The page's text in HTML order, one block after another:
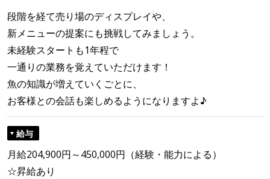
段階を経て売り場のディスプレイや、
新メニューの提案にも挑戦してみましょう。
未経験スタートも1年程で
一通りの業務を覚えていただけます！
魚の知識が増えていくごとに、
お客様との会話も楽しめるようになりますよ♪
給与
月給204,900円～450,000円（経験・能力による）
☆昇給あり